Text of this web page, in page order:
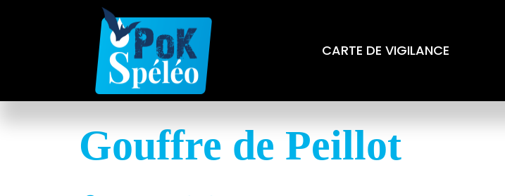
CARTE DE VIGILANCE
Gouffre de Peillot